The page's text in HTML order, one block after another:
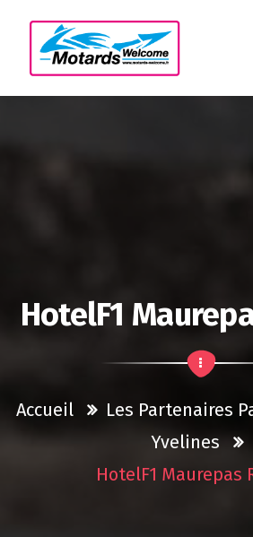
contenu
HotelF1
Accueil Les Partenaires
Yvelines
HotelF1 Maurepas